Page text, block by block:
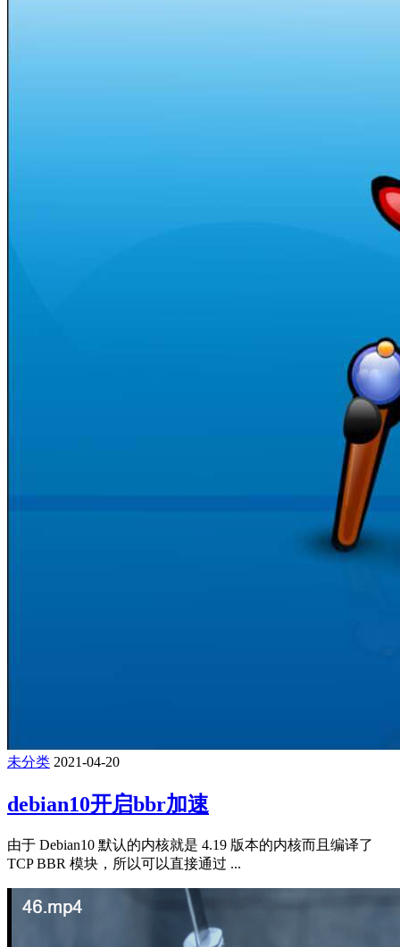
未分类 2021-04-20
debian10开启bbr加速
由于 Debian10 默认的内核就是 4.19 版本的内核而且编译了
TCP BBR 模块，所以可以直接通过 ...